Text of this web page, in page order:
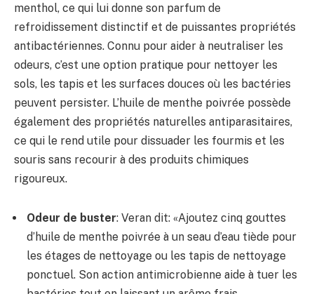
menthol, ce qui lui donne son parfum de
refroidissement distinctif et de puissantes propriétés
antibactériennes. Connu pour aider à neutraliser les
odeurs, c’est une option pratique pour nettoyer les
sols, les tapis et les surfaces douces où les bactéries
peuvent persister. L’huile de menthe poivrée possède
également des propriétés naturelles antiparasitaires,
ce qui le rend utile pour dissuader les fourmis et les
souris sans recourir à des produits chimiques
rigoureux.
Odeur de buster: Veran dit: «Ajoutez cinq gouttes
d’huile de menthe poivrée à un seau d’eau tiède pour
les étages de nettoyage ou les tapis de nettoyage
ponctuel. Son action antimicrobienne aide à tuer les